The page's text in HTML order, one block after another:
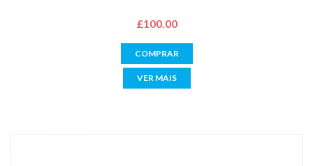
£100.00
COMPRAR
VER MAIS